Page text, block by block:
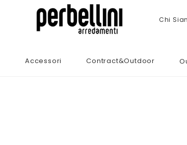
Chi
Accessori Contract&Outdoor